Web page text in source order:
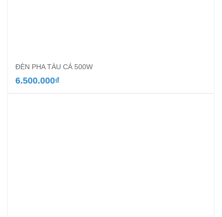
ĐÈN PHA TÀU CÁ 500W
6.500.000₫